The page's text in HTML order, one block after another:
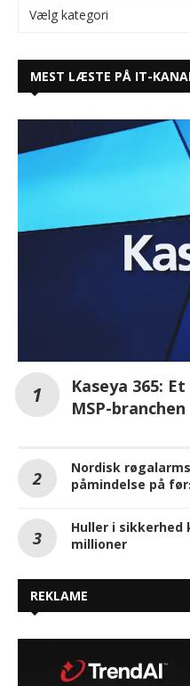
MEST LÆSTE PÅ IT-
Kaseya 365:
MSP-branchen
Nordisk
påmindelse på
Huller i
millioner
REKLAME